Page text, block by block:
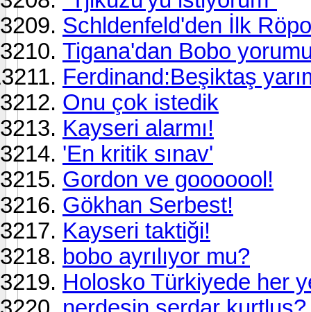
Schldenfeld'den İlk
Tigana'dan Bobo
Ferdinand:Beşiktaş
Onu çok istedik
Kayseri alarmı!
'En kritik sınav'
Gordon ve gooooool!
Gökhan Serbest!
Kayseri taktiği!
bobo ayrılıyor mu?
Holosko Türkiyede her